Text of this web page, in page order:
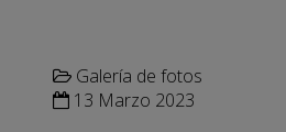
Galería de fotos
13 Marzo 2023